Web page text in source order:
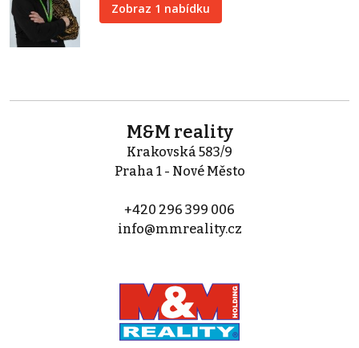
Zobraz 1 nabídku
M&M reality
Krakovská 583/9
Praha 1 - Nové Město
+420 296 399 006
info@mmreality.cz